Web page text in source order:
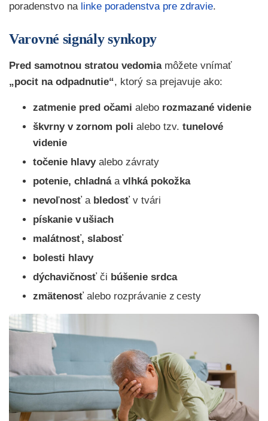
poradenstvo na linke poradenstva pre zdravie.
Varovné signály synkopy
Pred samotnou stratou vedomiamôžete vnímať
„pocit na odpadnutie“, ktorý sa prejavuje ako:
zatmenie pred očami alebo rozmazané videnie
škvrny v zornom poli alebo tzv. tunelové
videnie
točenie hlavyalebo závraty
potenie, chladnáa vlhká pokožka
nevoľnosťa bledosťv tvári
pískanie v ušiach
malátnosť, slabosť
bolesti hlavy
dýchavičnosťči búšenie srdca
zmätenosťalebo rozprávanie z cesty